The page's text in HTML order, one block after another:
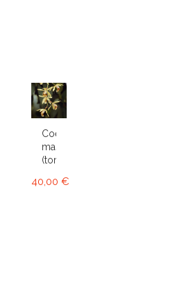
Coelogyne
massangeana
(tomentosa)
40,00 €